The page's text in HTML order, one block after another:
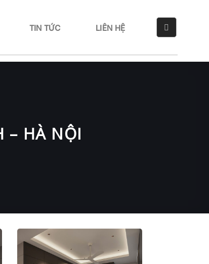
TIN TỨC LIÊN HỆ
– HÀ NỘI